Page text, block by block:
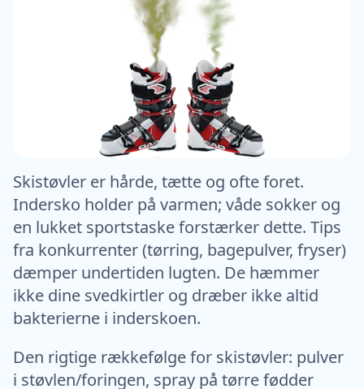
Skistøvler er hårde, tætte og ofte foret.
Indersko holder på varmen; våde sokker og
en lukket sportstaske forstærker dette. Tips
fra konkurrenter (tørring, bagepulver, fryser)
dæmper undertiden lugten. De hæmmer
ikke dine svedkirtler og dræber ikke altid
bakterierne i inderskoen.
Den rigtige rækkefølge for skistøvler: pulver
i støvlen/foringen, spray på tørre fødder